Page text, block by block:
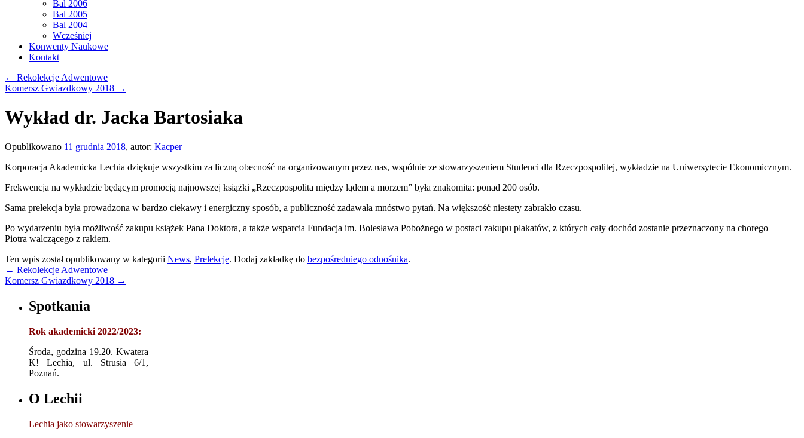
Bal 2006
Bal 2005
Bal 2004
Wcześniej
Konwenty Naukowe
Kontakt
← Rekolekcje Adwentowe
Komersz Gwiazdkowy 2018 →
Wykład dr. Jacka Bartosiaka
Opublikowano 11 grudnia 2018, autor: Kacper
Korporacja Akademicka Lechia dziękuje wszystkim za liczną obecność na organizowanym przez nas, wspólnie ze stowarzyszeniem Studenci dla Rzeczpospolitej, wykładzie na Uniwersytecie Ekonomicznym.
Frekwencja na wykładzie będącym promocją najnowszej książki „Rzeczpospolita między lądem a morzem” była znakomita: ponad 200 osób.
Sama prelekcja była prowadzona w bardzo ciekawy i energiczny sposób, a publiczność zadawała mnóstwo pytań. Na większość niestety zabrakło czasu.
Po wydarzeniu była możliwość zakupu książek Pana Doktora, a także wsparcia Fundacja im. Bolesława Pobożnego w postaci zakupu plakatów, z których cały dochód zostanie przeznaczony na chorego
Piotra walczącego z rakiem.
Ten wpis został opublikowany w kategorii News, Prelekcje. Dodaj zakładkę do bezpośredniego odnośnika.
← Rekolekcje Adwentowe
Komersz Gwiazdkowy 2018 →
Spotkania
Rok akademicki 2022/2023:
Środa, godzina 19.20. Kwatera
K! Lechia, ul. Strusia 6/1,
Poznań.
O Lechii
Lechia jako stowarzyszenie